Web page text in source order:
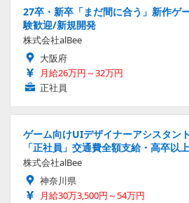
27卒・新卒「まだ間に合う」新作ゲ
験歓迎/新規開発
株式会社alBee
大阪府
月給26万円～32万円
正社員
ゲーム向けUIデザイナーアシスタ
「正社員」交通費全額支給・高卒以
株式会社alBee
神奈川県
月給30万3,500円～54万円